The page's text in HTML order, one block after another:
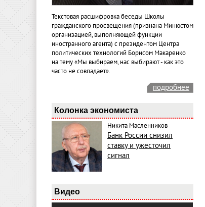
Текстовая расшифровка беседы Школы
гражданского просвещения (признана Минюстом
организацией, выполняющей функции
иностранного агента) с президентом Центра
политических технологий Борисом Макаренко
на тему «Мы выбираем, нас выбирают - как это
часто не совпадает».
подробнее
Колонка экономиста
Никита Масленников
Банк России снизил
ставку и ужесточил
сигнал
Видео